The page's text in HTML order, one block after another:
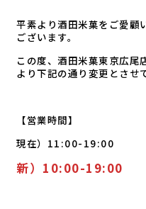
平素より酒田米菓をご愛顧
ございます。
この度、酒田米菓東京広
より下記の通り変更とさせ
【営業時間】
現在）11:00-19:00
新）10:00-19:00